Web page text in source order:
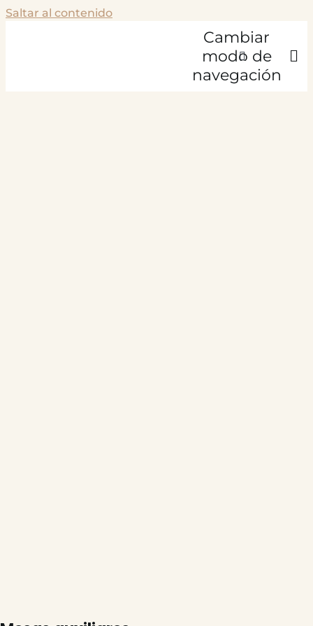
Saltar al contenido
Cambiar
modo de
navegación